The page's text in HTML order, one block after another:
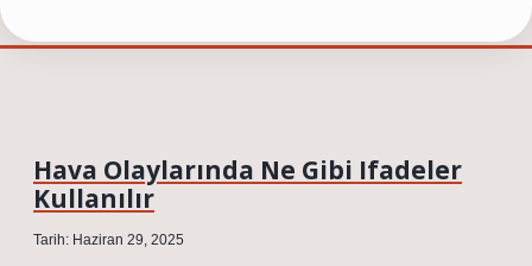
Hava Olaylarında Ne Gibi Ifadeler
Kullanılır
Tarih: Haziran 29, 2025